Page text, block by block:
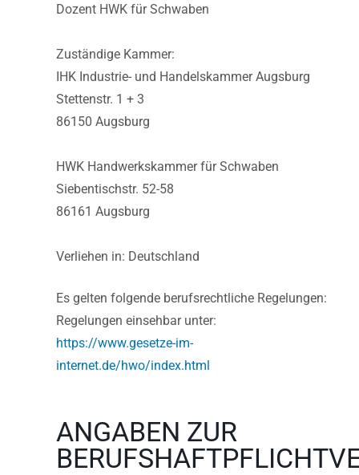
Dozent HWK für Schwaben
Zuständige Kammer:
IHK Industrie- und Handelskammer Augsburg
Stettenstr. 1 + 3
86150 Augsburg
HWK Handwerkskammer für Schwaben
Siebentischstr. 52-58
86161 Augsburg
Verliehen in: Deutschland
Es gelten folgende berufsrechtliche Regelungen:
Regelungen einsehbar unter:
https://www.gesetze-im-
internet.de/hwo/index.html
ANGABEN ZUR